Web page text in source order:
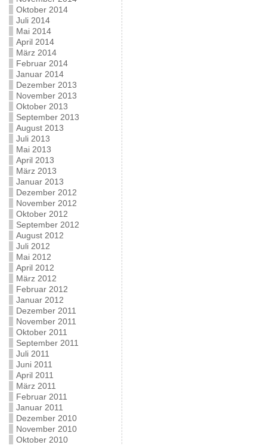
Oktober 2014
Juli 2014
Mai 2014
April 2014
März 2014
Februar 2014
Januar 2014
Dezember 2013
November 2013
Oktober 2013
September 2013
August 2013
Juli 2013
Mai 2013
April 2013
März 2013
Januar 2013
Dezember 2012
November 2012
Oktober 2012
September 2012
August 2012
Juli 2012
Mai 2012
April 2012
März 2012
Februar 2012
Januar 2012
Dezember 2011
November 2011
Oktober 2011
September 2011
Juli 2011
Juni 2011
April 2011
März 2011
Februar 2011
Januar 2011
Dezember 2010
November 2010
Oktober 2010